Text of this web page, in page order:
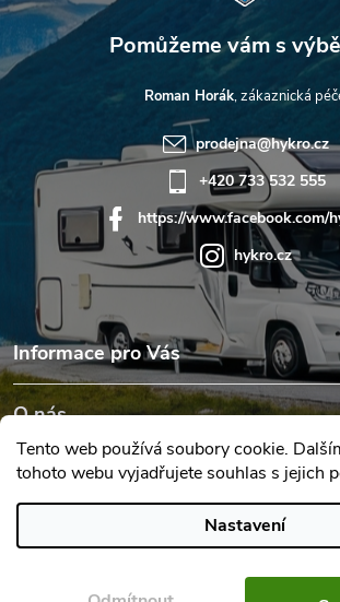
Tento web používá soubory cookie.
tohoto webu vyjadřujete souhlas s jejich
Nastavení
Informace pro Vás
O nás
Hodnocení obchodu
Roman Horák
prodejna@hykro.cz
+420 733 532 555
https://www.facebook.com/
hykro.cz
Copyright 2026Karavany Hykro. Všechna
nastavení cookies